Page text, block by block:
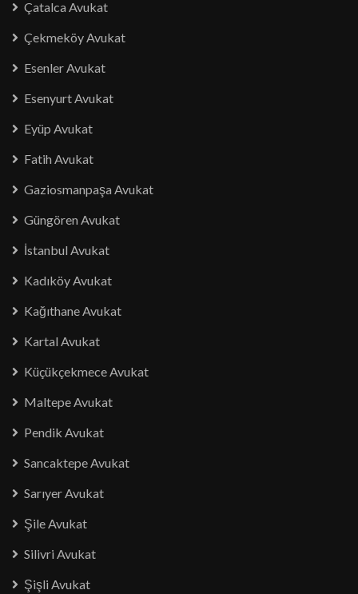
Çatalca Avukat
Çekmeköy Avukat
Esenler Avukat
Esenyurt Avukat
Eyüp Avukat
Fatih Avukat
Gaziosmanpaşa Avukat
Güngören Avukat
İstanbul Avukat
Kadıköy Avukat
Kağıthane Avukat
Kartal Avukat
Küçükçekmece Avukat
Maltepe Avukat
Pendik Avukat
Sancaktepe Avukat
Sarıyer Avukat
Şile Avukat
Silivri Avukat
Şişli Avukat